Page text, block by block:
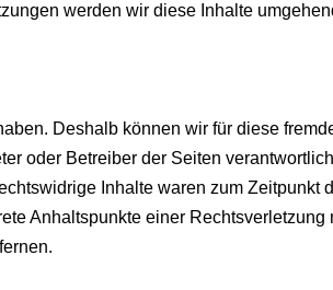
werden wir diese Inhalte
Deshalb können wir für diese
oder Betreiber der Seiten
Inhalte waren zum Zeitpunkt
Anhaltspunkte einer Rechtsverletzung